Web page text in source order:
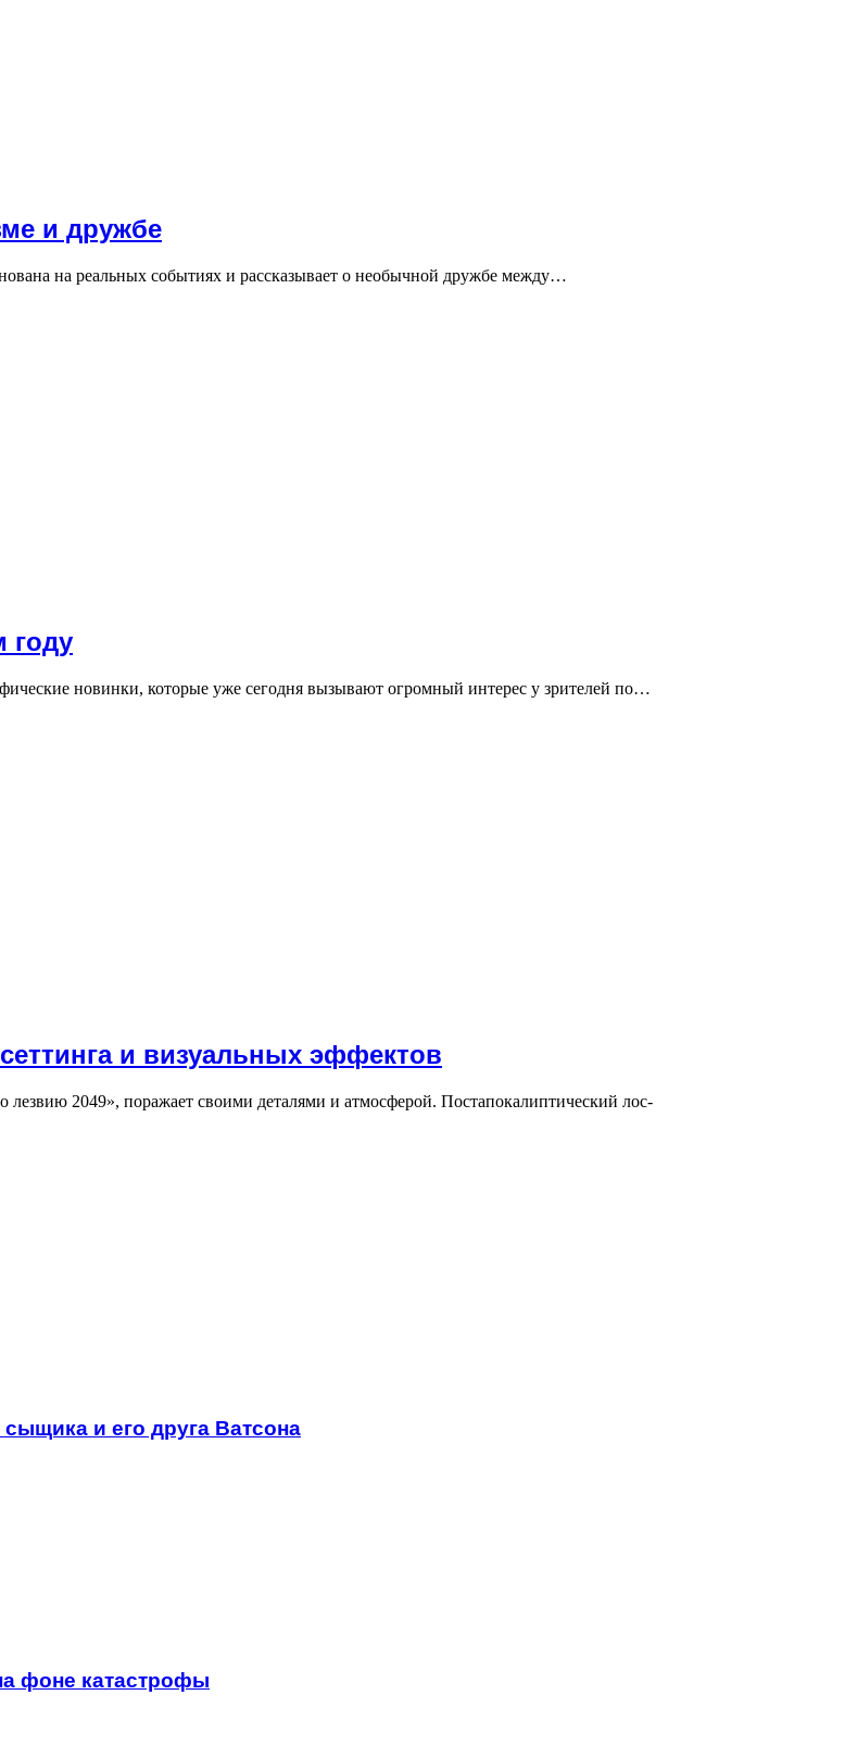
и дружбе
на реальных событиях и рассказывает о необычной дружбе между…
году
новинки, которые уже сегодня вызывают огромный интерес у зрителей по…
и визуальных эффектов
2049», поражает своими деталями и атмосферой. Постапокалиптический лос-
и его друга Ватсона
фоне катастрофы